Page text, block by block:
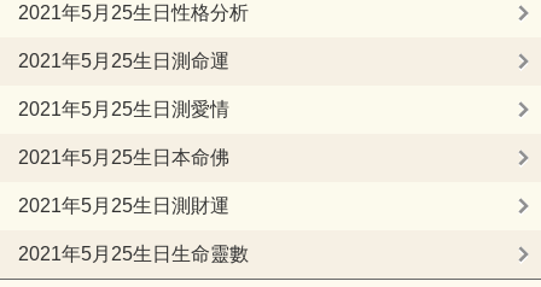
2021年5月25生日性格分析
2021年5月25生日測命運
2021年5月25生日測愛情
2021年5月25生日本命佛
2021年5月25生日測財運
2021年5月25生日生命靈數